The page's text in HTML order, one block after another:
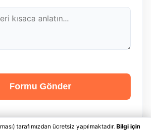
Formu Gönder
tarafımızdan ücretsiz yapılmaktadır. Bilgi için